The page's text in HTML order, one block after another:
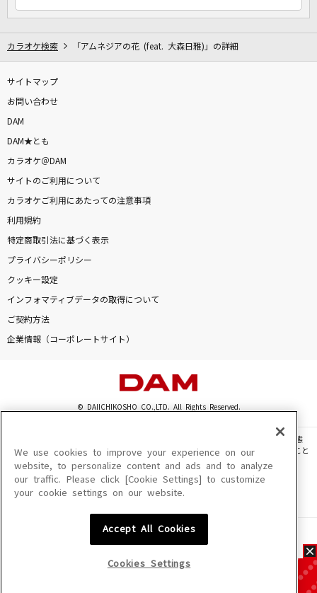
カラオケをもっと楽しもう！
カラオケ検索 「アムネジアの花 (feat. 大森日雅)」の詳細
サイトマップ
お問い合わせ
DAM
DAM★とも
カラオケ＠DAM
サイトのご利用について
カラオケご利用にあたっての注意事項
利用規約
特定商取引法に基づく表示
プライバシーポリシー
クッキー設定
インフォマティブデータの取得について
ご契約方法
企業情報（コーポレートサイト）
© DAIICHIKOSHO CO.,LTD. All Rights Reserved.
このサイトに掲載されている一切の文章・画像・写真・動画・音声等を、手段や形態
を問わず、著作権法の定める範囲を超えて無断で複製、転載、ファイル化などすること
を禁じます。
楽曲及びコンテンツは、機種によりご利用いただけない場合があります。
楽曲及びコンテンツの配信日、配信内容が変更になる場合があります。
We use cookies to improve your experience on our
website, to personalize content and ads and to analyze
our traffic. Please click [Cookie Settings] to customize
your cookie settings on our website.
Accept All Cookies
Cookies Settings